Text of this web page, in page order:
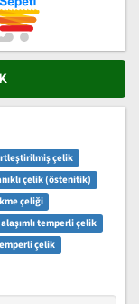
çelik
çelik (östenitik)
çeliği
temperli çelik
çelik